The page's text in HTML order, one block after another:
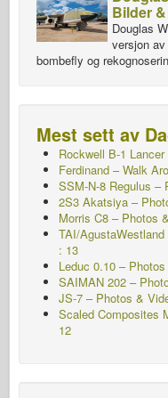
Bilder
Douglas
versjon
bombefly og
Mest sett av
Rockwell B-1
Ferdinand – Walk
SSM-N-8 Regulus –
2S3 Akatsiya –
Morris C8 – Photos
TAI/
: 13
Leduc 0.10 –
SAIMAN 202 –
JS-7 – Photos &
Scaled Composites
12